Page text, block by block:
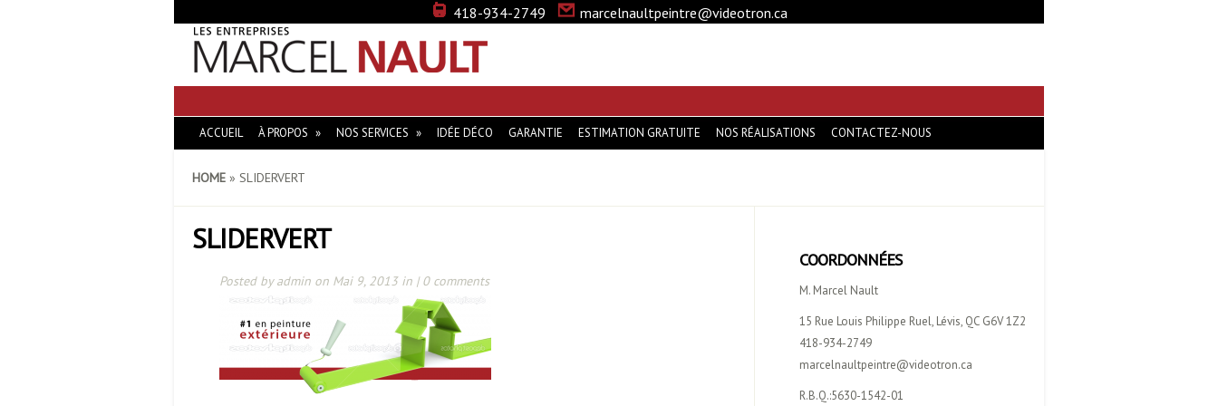
418-934-2749 marcelnaultpeintre@videotron.ca
ACCUEIL À PROPOS NOS SERVICES IDÉE DÉCO GARANTIE ESTIMATION GRATUITE NOS RÉALISATIONS CONTACTEZ-NOUS
HOME » SLIDERVERT
SLIDERVERT
Posted byadmin on Mai 9, 2013 in |0 comments
COORDONNÉES
M. Marcel Nault
15 Rue Louis Philippe Ruel, Lévis, QC G6V 1Z2
418-934-2749
marcelnaultpeintre@videotron.ca
R.B.Q.:5630-1542-01